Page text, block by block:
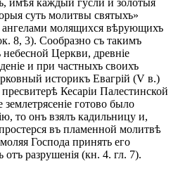
суть молитвы святыхъ»
молящихся вѣрующихъ
8, 3). Сообразно съ такимъ
Церкви, древніе
и при частныхъ своихъ
историкъ Евагрій (V в.)
Кесаріи Палестинской
готово было
то онъ взялъ кадильницу и,
въ пламенной молитвѣ
Господа принять его
разрушенія (кн. 4. гл. 7).